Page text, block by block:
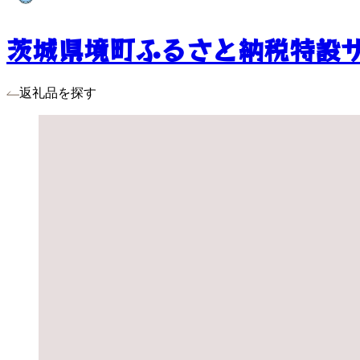
茨城県境町ふるさと納税特設
返礼品を探す